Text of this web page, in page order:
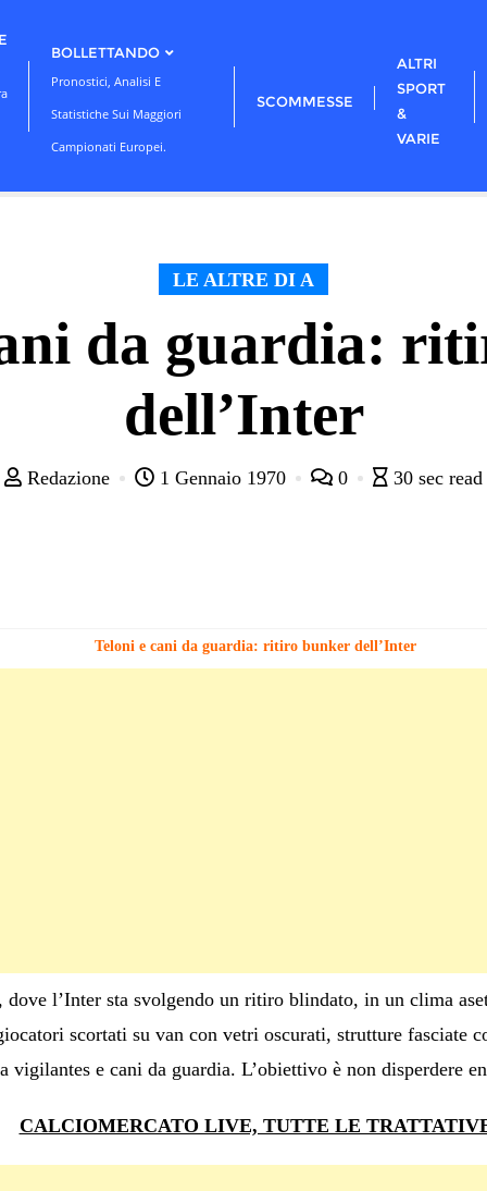
BOLLETTANDO
Pronostici, Analisi E
Statistiche Sui Maggiori
Campionati Europei.
SCOMMESSE
ALTRI
SPORT
&
VARIE
LE ALTRE DI A
da guardia:
dell’Inter
Redazione 1 Gennaio 1970 0 30 sec read
Teloni e cani da guardia: ritiro bunker dell’Inter
dove l’Inter sta svolgendo un ritiro blindato, in un clima
scortati su van con vetri oscurati, strutture fasciate
vigilantes e cani da guardia. L’obiettivo è non disperdere
CALCIOMERCATO LIVE, TUTTE LE